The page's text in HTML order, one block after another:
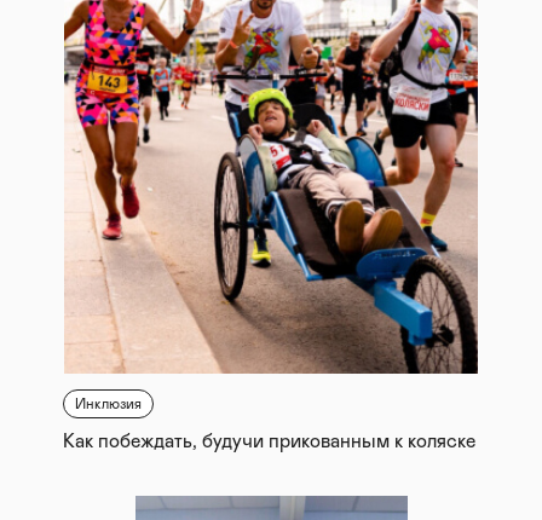
Инклюзия
Как побеждать, будучи прикованным к коляске